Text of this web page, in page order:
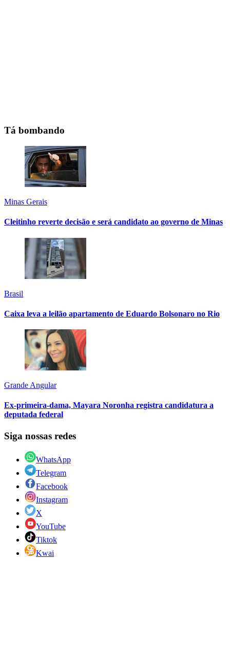
Tá bombando
Minas Gerais
Cleitinho reverte decisão e será candidato ao governo de Minas
Brasil
Caixa leva a leilão apartamento de Eduardo Bolsonaro no Rio
Grande Angular
Ex-primeira-dama, Mayara Noronha registra candidatura a
deputada federal
Siga nossas redes
WhatsApp
Telegram
Facebook
Instagram
X
YouTube
Tiktok
Kwai